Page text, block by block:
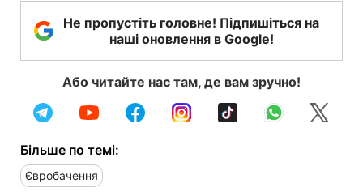
Не пропустіть головне! Підпишіться на
наші оновлення в Google!
Або читайте нас там, де вам зручно!
Більше по темі:
Євробачення